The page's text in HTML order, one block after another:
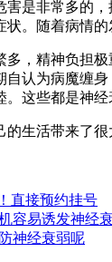
非常多的，
。随着病情
精神负担极
自认为病魔缠
这些都是神
活带来了很
直接预约挂号
容易诱发神经
神经衰弱呢